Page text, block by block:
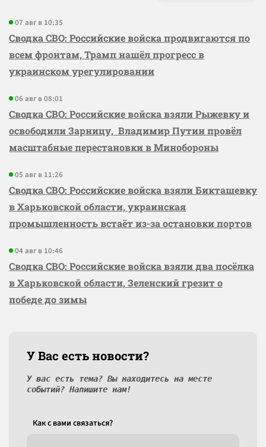
07 авг в 10:35
Сводка СВО: Российские войска продвигаются по
всем фронтам, Трамп нашёл прогресс в
украинском урегулировании
06 авг в 08:01
Сводка СВО: Российские войска взяли Рыжевку и
освободили Зарницу, Владимир Путин провёл
масштабные перестановки в Минобороны
05 авг в 11:26
Сводка СВО: Российские войска взяли Бикташевку
в Харьковской области, украинская
промышленность встаёт из-за остановки портов
04 авг в 10:46
Сводка СВО: Российские войска взяли два посёлка
в Харьковской области, Зеленский грезит о
победе до зимы
У Вас есть новости?
У вас есть тема? Вы находитесь на месте
событий? Напишите нам!
Как c вами связаться?